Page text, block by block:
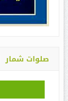
صلوات شمار